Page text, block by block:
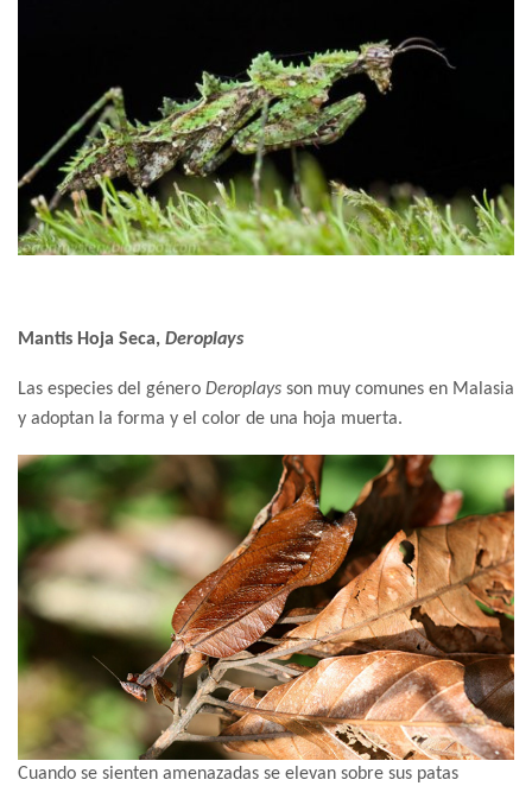
Mantis Hoja Seca, Deroplays
Las especies del género Deroplays son muy comunes en Malasia
y adoptan la forma y el color de una hoja muerta.
Cuando se sienten amenazadas se elevan sobre sus patas